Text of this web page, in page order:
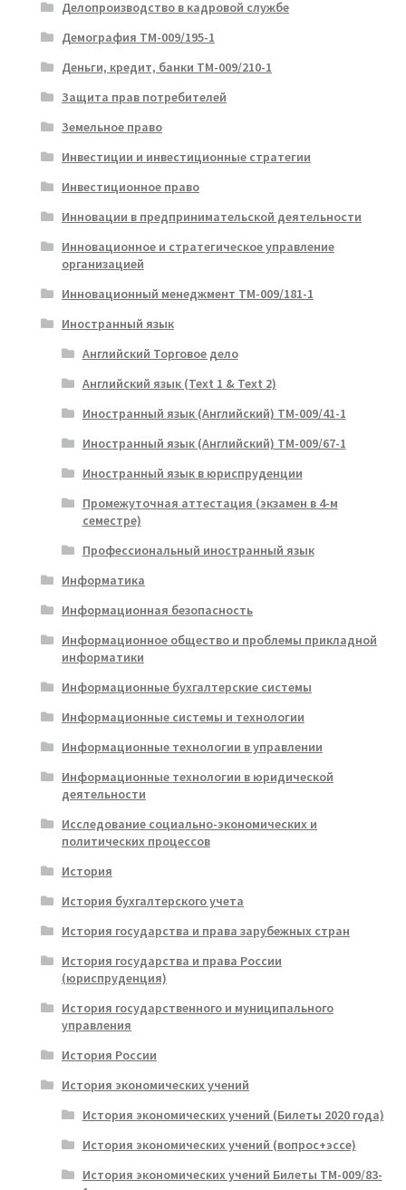
Делопроизводство в кадровой службе
Демография ТМ-009/195-1
Деньги, кредит, банки ТМ-009/210-1
Защита прав потребителей
Земельное право
Инвестиции и инвестиционные стратегии
Инвестиционное право
Инновации в предпринимательской деятельности
Инновационное и стратегическое управление
организацией
Инновационный менеджмент ТМ-009/181-1
Иностранный язык
Английский Торговое дело
Английский язык (Text 1 & Text 2)
Иностранный язык (Английский) ТМ-009/41-1
Иностранный язык (Английский) ТМ-009/67-1
Иностранный язык в юриспруденции
Промежуточная аттестация (экзамен в 4-м
семестре)
Профессиональный иностранный язык
Информатика
Информационная безопасность
Информационное общество и проблемы прикладной
информатики
Информационные бухгалтерские системы
Информационные системы и технологии
Информационные технологии в управлении
Информационные технологии в юридической
деятельности
Исследование социально-экономических и
политических процессов
История
История бухгалтерского учета
История государства и права зарубежных стран
История государства и права России
(юриспруденция)
История государственного и муниципального
управления
История России
История экономических учений
История экономических учений (Билеты 2020 года)
История экономических учений (вопрос+эссе)
История экономических учений Билеты ТМ-009/83-